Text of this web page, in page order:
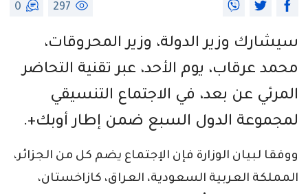
297
0
سيشارك وزير الدولة، وزير المحروقات،
محمد عرقاب، يوم الأحد، عبر تقنية التحاضر
المرئي عن بعد، في الاجتماع التنسيقي
لمجموعة الدول السبع ضمن إطار أوبك+.
ووفقا لبيان الوزارة فإن الإجتماع يضم كل من الجزائر،
المملكة العربية السعودية، العراق، كازاخستان،